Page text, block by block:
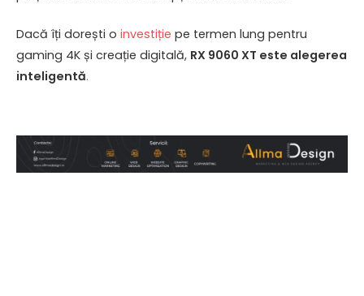
Dacă îți dorești o investiție pe termen lung pentru
gaming 4K și creație digitală, RX 9060 XT este alegerea
inteligentă.